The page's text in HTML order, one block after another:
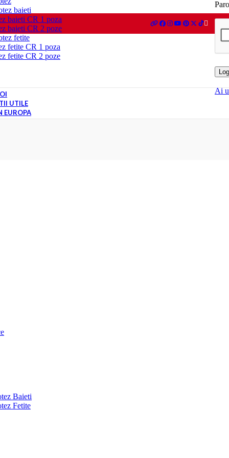
Ai
baieti
baieti CR 1 poza
baieti CR 2 poze
fetite
fetite CR 1 poza
fetite CR 2 poze
Baieti
Fetite
UTILE
EUROPA